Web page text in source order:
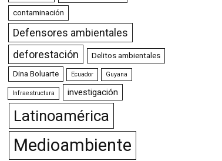
contaminación
Defensores ambientales
deforestación
Delitos ambientales
Dina Boluarte Ecuador Guyana
Infraestructura investigación
Latinoamérica
Medioambiente